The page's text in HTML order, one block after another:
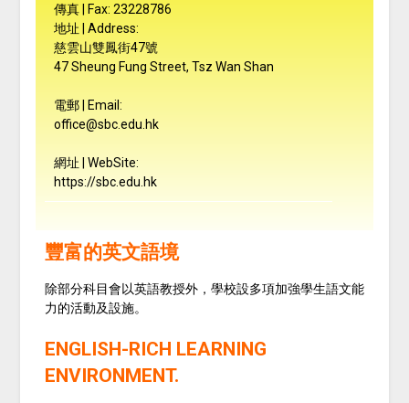
傳真 | Fax: 23228786
地址 | Address:
慈雲山雙鳳街47號
47 Sheung Fung Street, Tsz Wan Shan
電郵 | Email:
office@sbc.edu.hk
網址 | WebSite:
https://sbc.edu.hk
豐富的英文語境
除部分科目會以英語教授外，學校設多項加強學生語文能
力的活動及設施。
ENGLISH-RICH LEARNING
ENVIRONMENT.